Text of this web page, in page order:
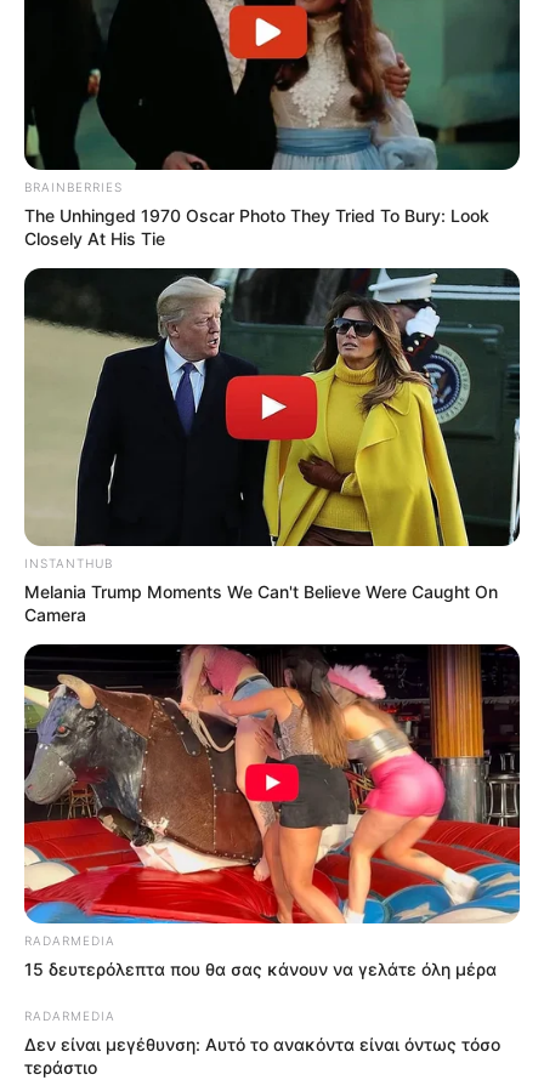
BRAINBERRIES
The Unhinged 1970 Oscar Photo They Tried To Bury: Look
Closely At His Tie
INSTANTHUB
Melania Trump Moments We Can't Believe Were Caught On
Camera
RADARMEDIA
15 δευτερόλεπτα που θα σας κάνουν να γελάτε όλη μέρα
RADARMEDIA
Δεν είναι μεγέθυνση: Αυτό το ανακόντα είναι όντως τόσο
τεράστιο